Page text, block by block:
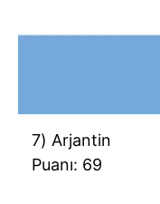
7) Arjantin
Puanı: 69